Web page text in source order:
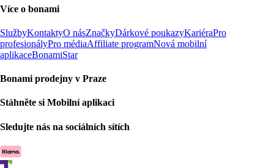
Více o bonami
SlužbyKontaktyO násZnačkyDárkové poukazyKariéraPro
profesionályPro médiaAffiliate programNová mobilní
aplikaceBonamiStar
Bonami prodejny v Praze
Stáhněte si Mobilní aplikaci
Sledujte nás na sociálních sítích